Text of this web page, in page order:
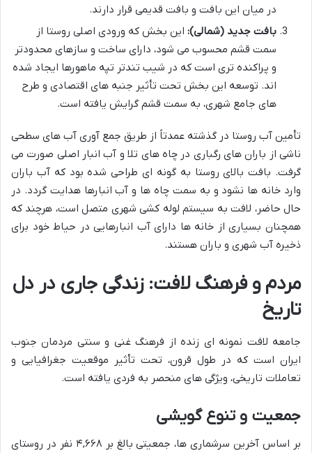
در میان این بافت و بافت قدیمی قرار دارند.
بافت جدید (شمالی): این بخش که ورودی اصلی روستا از
سمت قشم محسوب می شود، دارای ساخت و سازهای محدودتر
و پراکنده تری است که در شیب تندتر تپه ماهورها ایجاد شده
اند. توسعه این بخش تحت تأثیر جنبه های اقتصادی و طرح
های جامع شهری، به سمت قشم گرایش یافته است.
تأمین آب روستا در گذشته عمدتاً از طریق جمع آوری آب های سطحی
ناشی از باران های رگباری در چاه های تلا و آب انبار اصلی صورت می
گرفت. بافت بالای روستا به گونه ای طراحی شده بود که آب باران
وارد خانه ها نشود و به سمت چاه ها و آب انبارها هدایت گردد. در
حال حاضر، لافت به سیستم لوله کشی شهری متصل است، هرچند که
همچنان بسیاری از خانه ها دارای آب انبارهایی در حیاط خود برای
ذخیره آب شهری و باران هستند.
مردم و فرهنگ لافت: زندگی جاری در دل
تاریخ
جامعه لافت نمونه ای زنده از فرهنگ غنی و سنتی مردمان جنوب
ایران است که در طول قرون، تحت تأثیر موقعیت جغرافیایی و
تعاملات تاریخی، ویژگی های منحصر به فردی یافته است.
جمعیت و تنوع گویشی
بر اساس آخرین سرشماری ها، جمعیتی بالغ بر ۴,۶۶۸ نفر در روستای